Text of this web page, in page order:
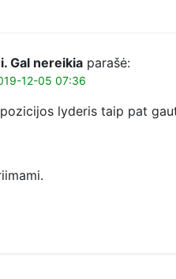
Gal nereikia parašė:
12-05 07:36
lyderis taip pat